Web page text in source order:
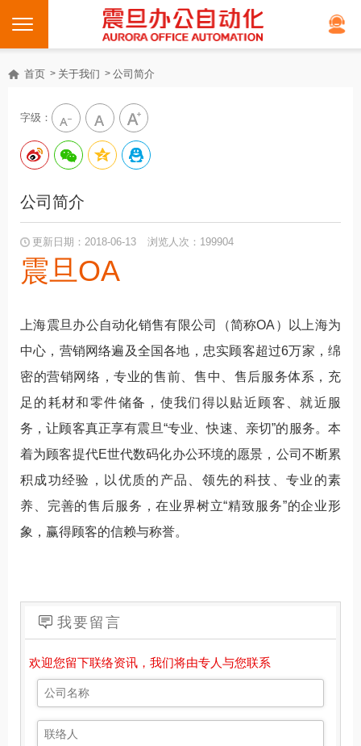
首页 关于我们 公司简介
字级：
公司简介
更新日期：2018-06-13 浏览人次：199904
震旦OA
上海震旦办公自动化销售有限公司（简称OA）以上海为
中心，营销网络遍及全国各地，忠实顾客超过6万家，绵
密的营销网络，专业的售前、售中、售后服务体系，充
足的耗材和零件储备，使我们得以贴近顾客、就近服
务，让顾客真正享有震旦“专业、快速、亲切”的服务。本
着为顾客提代E世代数码化办公环境的愿景，公司不断累
积成功经验，以优质的产品、领先的科技、专业的素
养、完善的售后服务，在业界树立“精致服务”的企业形
象，赢得顾客的信赖与称誉。
我要留言
欢迎您留下联络资讯，我们将由专人与您联系